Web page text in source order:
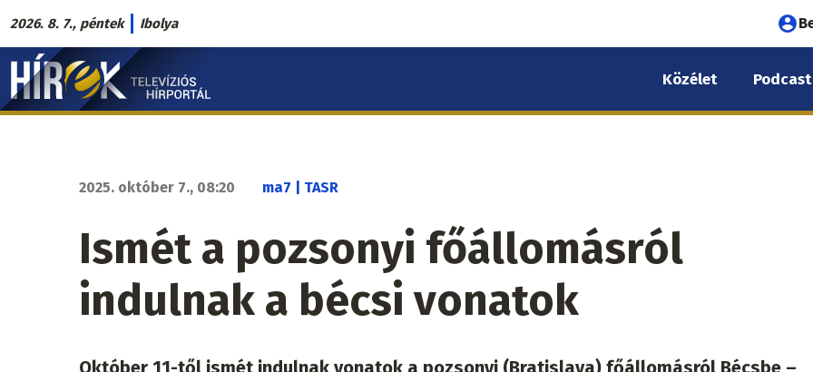
Ugrás
a
tartalomra
2026. 8. 7., péntek Ibolya
Hírek.sk
fő
Közélet Podcast
2025. október 7., 08:20 ma7 | TASR
Ismét a pozsonyi főállomásról
indulnak a bécsi vonatok
Október 11-től ismét indulnak vonatok a pozsonyi (Bratislava) főállomásról Bécsbe –